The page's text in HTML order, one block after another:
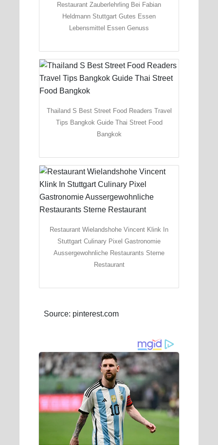
Restaurant Zauberlehrling Bei Fabian
Heldmann Stuttgart Gutes Essen
Lebensmittel Essen Genuss
Thailand S Best Street Food Readers Travel
Tips Bangkok Guide Thai Street Food
Bangkok
Restaurant Wielandshohe Vincent Klink In
Stuttgart Culinary Pixel Gastronomie
Aussergewohnliche Restaurants Sterne
Restaurant
Source: pinterest.com